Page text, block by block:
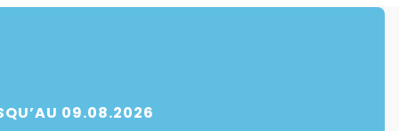
09.08.2026